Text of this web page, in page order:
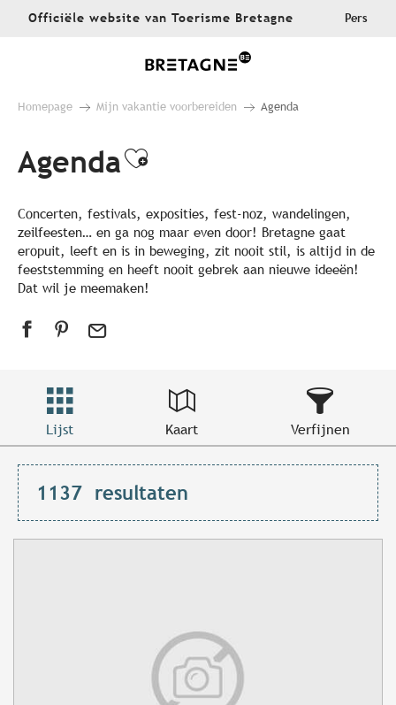
AllerOfficiële website van Toerisme Bretagne Pers
Homepage Mijn vakantie voorbereiden Agenda
AgendaAjouter aux favoris
Concerten, festivals, exposities, fest-noz, wandelingen,
zeilfeesten… en ga nog maar even door! Bretagne gaat
eropuit, leeft en is in beweging, zit nooit stil, is altijd in de
feeststemming en heeft nooit gebrek aan nieuwe ideeën!
Dat wil je meemaken!
Lijst Kaart Verfijnen
1137 resultaten